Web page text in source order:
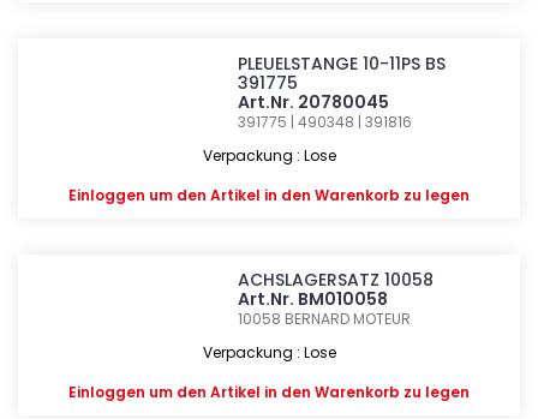
PLEUELSTANGE 10-11PS BS
391775
Art.Nr. 20780045
391775 | 490348 | 391816
Verpackung : Lose
Einloggen um den Artikel in den Warenkorb zu legen
ACHSLAGERSATZ 10058
Art.Nr. BM010058
10058 BERNARD MOTEUR
Verpackung : Lose
Einloggen um den Artikel in den Warenkorb zu legen